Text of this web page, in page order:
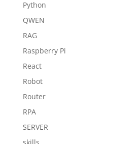
Python
QWEN
RAG
Raspberry Pi
React
Robot
Router
RPA
SERVER